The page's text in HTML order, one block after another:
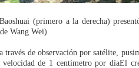
(primero a la derecha)
Wang Wei)
de observación por satélite,
de 1 centímetro por díaEl